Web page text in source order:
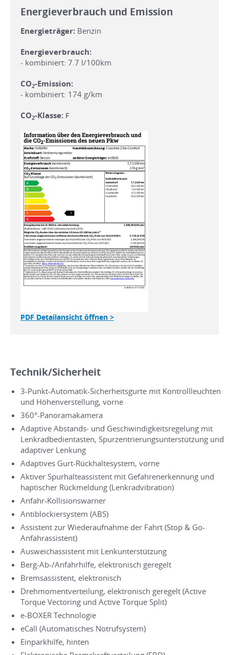
Energieverbrauch und Emission
Energieträger: Benzin
Energieverbrauch:
- kombiniert: 7.7 l/100km
CO2-Emission:
- kombiniert: 174 g/km
CO2-Klasse: F
PDF Detailansicht öffnen >
Technik/Sicherheit
3-Punkt-Automatik-Sicherheitsgurte mit Kontrollleuchten
und Höhenverstellung, vorne
360°-Panoramakamera
Adaptive Abstands- und Geschwindigkeitsregelung mit
Lenkradbedientasten, Spurzentrierungsunterstützung und
adaptiver Lenkung
Adaptives Gurt-Rückhaltesystem, vorne
Aktiver Spurhalteassistent mit Gefahrenerkennung und
haptischer Rückmeldung (Lenkradvibration)
Anfahr-Kollisionswarner
Antiblockiersystem (ABS)
Assistent zur Wiederaufnahme der Fahrt (Stop & Go-
Anfahrassistent)
Ausweichassistent mit Lenkunterstützung
Berg-Ab-/Anfahrhilfe, elektronisch geregelt
Bremsassistent, elektronisch
Drehmomentverteilung, elektronisch geregelt (Active
Torque Vectoring und Active Torque Split)
e-BOXER Technologie
eCall (Automatisches Notrufsystem)
Einparkhilfe, hinten